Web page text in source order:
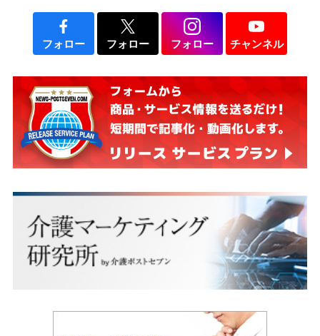
フォロー フォロー フォロー チャンネル